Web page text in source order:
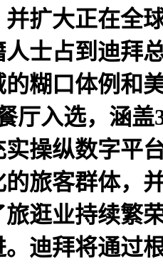
扩大正在全
士占到迪拜
的糊口体例和
厅入选，涵
操纵数字平
的旅客群体，
逛业持续繁
。迪拜将通过